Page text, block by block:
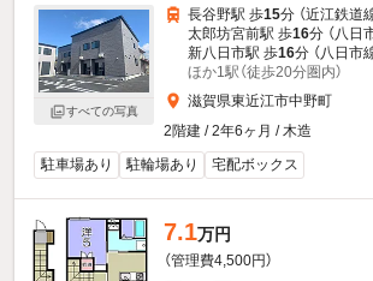
すべての写真
長谷野駅 歩15分 （近江鉄道線
太郎坊宮前駅 歩16分 （八日
新八日市駅 歩16分 （八日市
ほか1駅（徒歩20分圏内）
滋賀県東近江市中野町
2階建 / 2年6ヶ月 / 木造
駐車場あり
駐輪場あり 宅配ボックス
7.1万円
（管理費4,500円）